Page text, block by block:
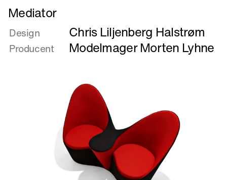
Læs
mere
om
Mediator
Mediator
Design Chris Liljenberg Halstrøm
Producent Modelmager Morten Lyhne